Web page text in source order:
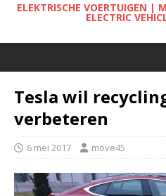
ELEKTRISCHE VOERTUIGEN |
ELECTRIC
Tesla wil
verbeteren
6 mei 2017 move45